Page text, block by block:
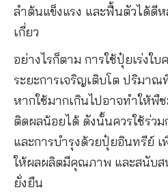
ลำต้นแข็งแรง และฟื้นตัวได้ดี
เกี่ยว
อย่างไรก็ตาม การใช้ปุ๋ยเร่งใ
ระยะการเจริญเติบโต ปริมา
หากใช้มากเกินไปอาจทำให้พื
ติดผลน้อยได้ ดังนั้นควรใช้ร่ว
และการบำรุงด้วยปุ๋ยอินทรีย์ เ
ให้ผลผลิตมีคุณภาพ และสนับส
ยั่งยืน